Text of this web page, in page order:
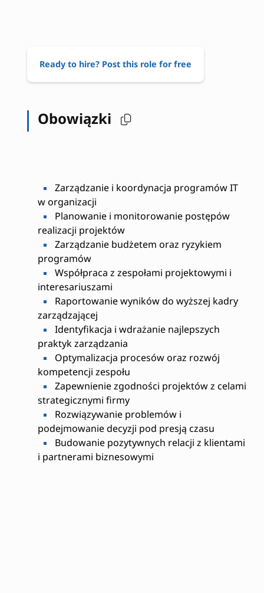
Ready to hire? Post this role for free
Obowiązki
Zarządzanie i koordynacja programów IT
w organizacji
Planowanie i monitorowanie postępów
realizacji projektów
Zarządzanie budżetem oraz ryzykiem
programów
Współpraca z zespołami projektowymi i
interesariuszami
Raportowanie wyników do wyższej kadry
zarządzającej
Identyfikacja i wdrażanie najlepszych
praktyk zarządzania
Optymalizacja procesów oraz rozwój
kompetencji zespołu
Zapewnienie zgodności projektów z celami
strategicznymi firmy
Rozwiązywanie problemów i
podejmowanie decyzji pod presją czasu
Budowanie pozytywnych relacji z klientami
i partnerami biznesowymi